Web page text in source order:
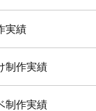
実績
制作実績
制作実績